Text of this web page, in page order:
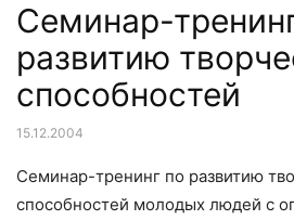
Семинар-
развитию
способностей
15.12.2004
Семинар-тренинг по развитию
способностей молодых людей с